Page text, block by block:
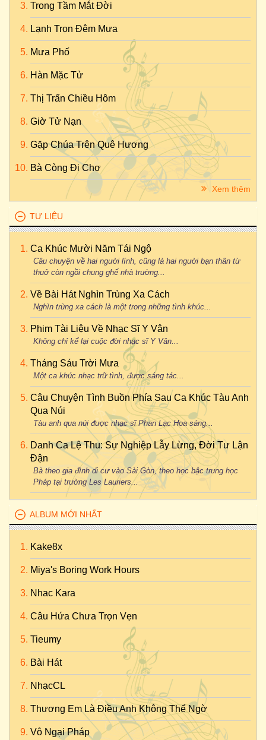
Trong Tầm Mắt Đời
Lạnh Trọn Đêm Mưa
Mưa Phố
Hàn Mặc Tử
Thị Trấn Chiều Hôm
Giờ Tử Nạn
Gặp Chúa Trên Quê Hương
Bà Còng Đi Chợ
Xem thêm
TƯ LIỆU
Ca Khúc Mười Năm Tái Ngộ
Câu chuyện về hai người lính, cũng là hai người bạn thân từ
thuở còn ngồi chung ghế nhà trường...
Về Bài Hát Nghìn Trùng Xa Cách
Nghìn trùng xa cách là một trong những tình khúc...
Phim Tài Liệu Về Nhạc Sĩ Y Vân
Không chỉ kể lại cuộc đời nhạc sĩ Y Vân...
Tháng Sáu Trời Mưa
Một ca khúc nhạc trữ tình, được sáng tác...
Câu Chuyện Tình Buồn Phía Sau Ca Khúc Tàu Anh
Qua Núi
Tàu anh qua núi được nhạc sĩ Phan Lạc Hoa sáng...
Danh Ca Lệ Thu: Sự Nghiệp Lẫy Lừng, Đời Tư Lận
Đận
Bà theo gia đình di cư vào Sài Gòn, theo học bậc trung học
Pháp tại trường Les Lauriers...
ALBUM MỚI NHẤT
Kake8x
Miya's Boring Work Hours
Nhac Kara
Câu Hứa Chưa Trọn Vẹn
Tieumy
Bài Hát
NhạcCL
Thương Em Là Điều Anh Không Thể Ngờ
Vô Ngại Pháp